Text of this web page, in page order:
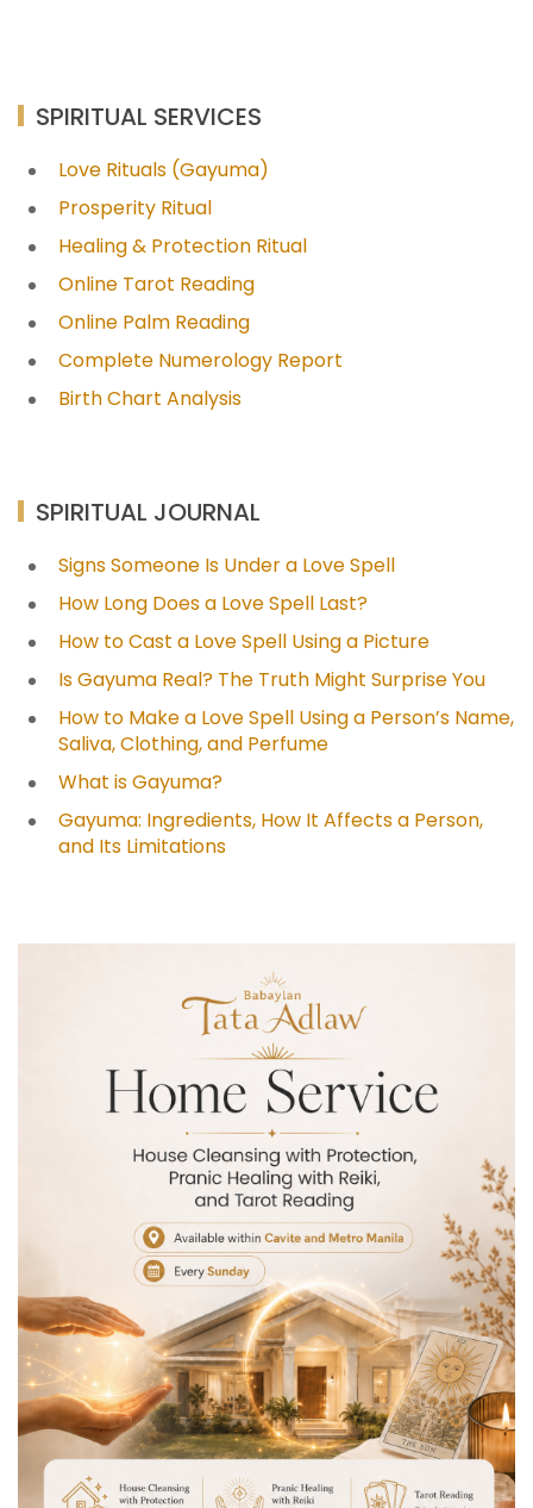
SPIRITUAL SERVICES
Love Rituals (Gayuma)
Prosperity Ritual
Healing & Protection Ritual
Online Tarot Reading
Online Palm Reading
Complete Numerology Report
Birth Chart Analysis
SPIRITUAL JOURNAL
Signs Someone Is Under a Love Spell
How Long Does a Love Spell Last?
How to Cast a Love Spell Using a Picture
Is Gayuma Real? The Truth Might Surprise You
How to Make a Love Spell Using a Person’s Name,
Saliva, Clothing, and Perfume
What is Gayuma?
Gayuma: Ingredients, How It Affects a Person,
and Its Limitations